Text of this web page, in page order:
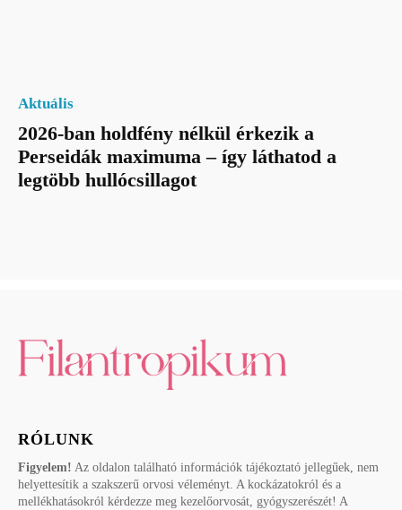
Aktuális
2026-ban holdfény nélkül érkezik a
Perseidák maximuma – így láthatod a
legtöbb hullócsillagot
RÓLUNK
Figyelem! Az oldalon található információk tájékoztató jellegűek, nem
helyettesítik a szakszerű orvosi véleményt. A kockázatokról és a
mellékhatásokról kérdezze meg kezelőorvosát, gyógyszerészét! A